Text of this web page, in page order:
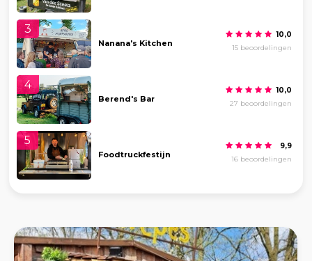
3
Nanana's Kitchen
10,0
15 beoordelingen
4
Berend's Bar
10,0
27 beoordelingen
5
Foodtruckfestijn
9,9
16 beoordelingen